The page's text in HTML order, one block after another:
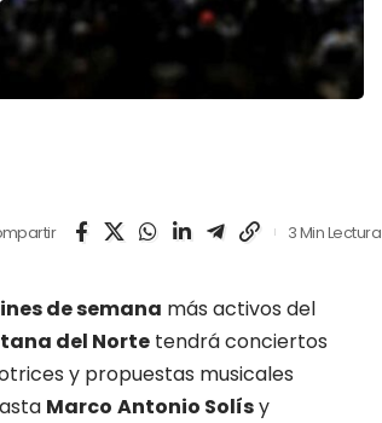
3 Min Lectura
de semana más activos del
del Norte tendrá conciertos
y propuestas musicales
Marco Antonio Solísy